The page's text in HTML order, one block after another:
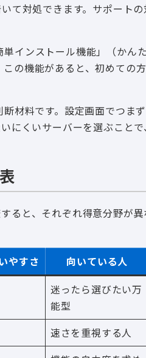
て対処できます。サポート
インストール機能」（かん
の機能があると、初めての
材料です。設定画面でつまず
にくいサーバーを選ぶことで
ると、それぞれ得意分野が異
やすさ 向いている人
迷ったら選びたい万
能型
速さを重視する人